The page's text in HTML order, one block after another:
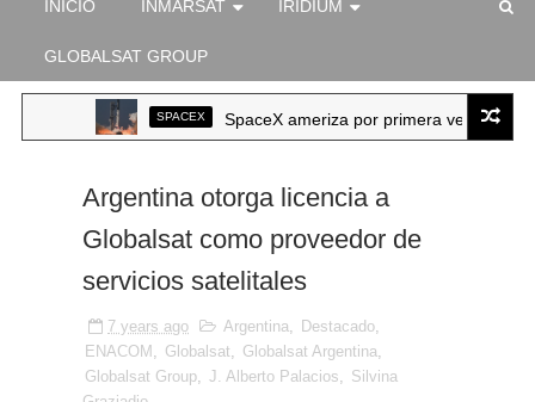
INICIO INMARSAT IRIDIUM
GLOBALSAT GROUP
SPACEX SpaceX ameriza por primera vez un
Argentina otorga licencia a
Globalsat como proveedor de
servicios satelitales
7 years ago Argentina, Destacado,
ENACOM , Globalsat, Globalsat Argentina,
Globalsat Group, J. Alberto Palacios, Silvina